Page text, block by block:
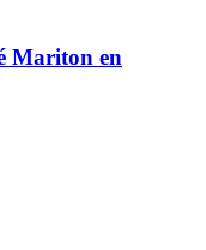
Mariton en